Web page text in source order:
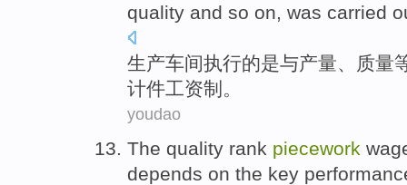
quality and so on, was carried
生产车间执行的是与产量、 质量
计件工资制 。
youdao
The quality rank piecework
depends on the key